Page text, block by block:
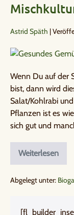
Astrid Späth |
Wenn Du auf der
bist, dann wird
Salat/Kohlrabi
Pflanzen ist es
sich gut und
Weiterlesen
Abgelegt unter: